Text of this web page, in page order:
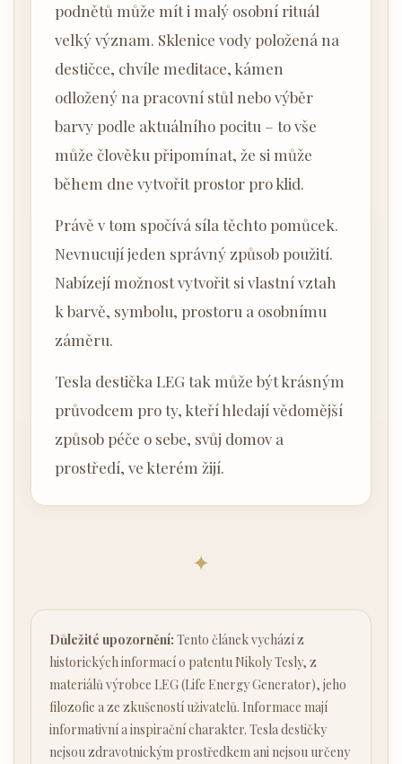
podnětů může mít i malý osobní rituál
velký význam. Sklenice vody položená na
destičce, chvíle meditace, kámen
odložený na pracovní stůl nebo výběr
barvy podle aktuálního pocitu – to vše
může člověku připomínat, že si může
během dne vytvořit prostor pro klid.
Právě v tom spočívá síla těchto pomůcek.
Nevnucují jeden správný způsob použití.
Nabízejí možnost vytvořit si vlastní vztah
k barvě, symbolu, prostoru a osobnímu
záměru.
Tesla destička LEG tak může být krásným
průvodcem pro ty, kteří hledají vědomější
způsob péče o sebe, svůj domov a
prostředí, ve kterém žijí.
✦
Důležité upozornění: Tento článek vychází z
historických informací o patentu Nikoly Tesly, z
materiálů výrobce LEG (Life Energy Generator), jeho
filozofie a ze zkušeností uživatelů. Informace mají
informativní a inspirační charakter. Tesla destičky
nejsou zdravotnickým prostředkem ani nejsou určeny